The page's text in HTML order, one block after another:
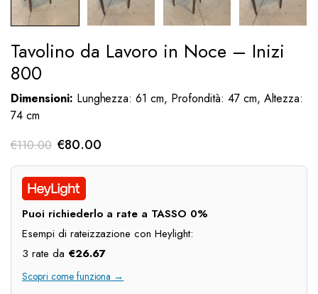
Tavolino da Lavoro in Noce – Inizi
800
Dimensioni: Lunghezza: 61 cm, Profondità: 47 cm, Altezza:
74 cm
€110.00 Il
prezzo
originale
era:
€110.00.
€80.00Il
prezzo
€80.00.
Puoi richiederlo a rate a TASSO 0%
Esempi di rateizzazione con Heylight:
3 rate da €26.67
Scopri come funziona →